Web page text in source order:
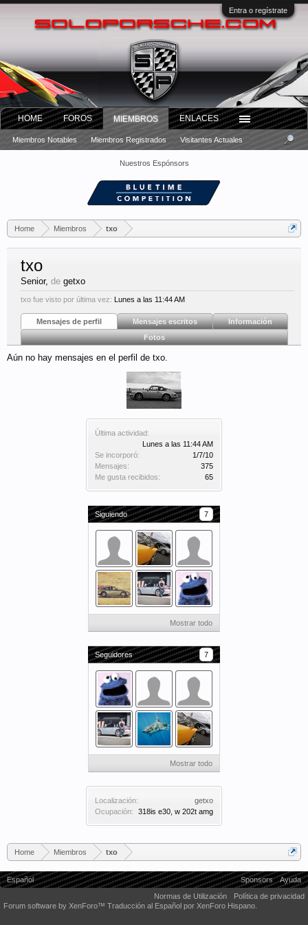
Entra o regístrate
Nuestros Espónsors
Home Miembros txo
Última actividad:
Lunes a las 11:44 AM
Se incorporó:
1/7/10
Mensajes:
375
Me gusta recibidos:
65
Siguiendo 7
Mostrar todo
Seguidores 7
Mostrar todo
Localización:
getxo
Ocupación:
318is e30, w 202t amg
txo
Senior, de getxo
txo fue visto por última vez: Lunes a las 11:44 AM
Mensajes de perfil Mensajes escritos
Información
Fotos
Aún no hay mensajes en el perfil de txo.
Home Miembros txo
HOME FOROS MIEMBROS
Miembros Notables Miembros Registrados Visitantes Actuales
ENLACES
Español Sponsors
Ayuda
Normas de Utilización
Política de privacidad
Forum software by XenForo™ Traducción al Español por XenForo Hispano.